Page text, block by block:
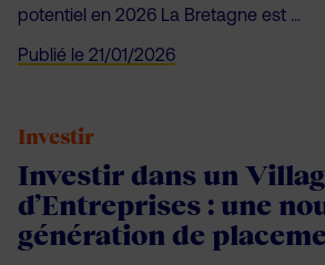
potentiel en 2026 La Bretagne est ...
Publié le 21/01/2026
Investir
Investir dans un
d’Entreprises : une
génération de